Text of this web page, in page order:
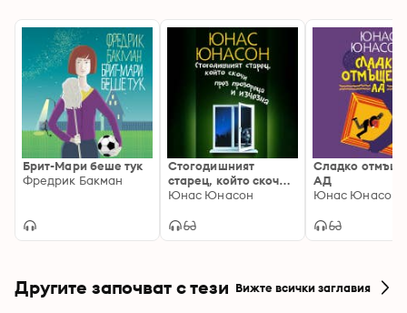
Брит-Мари беше тук
Фредрик Бакман
Стогодишният
старец, който скочи
през прозореца и
Юнас Юнасон
Сладко
АД
Юнас Юнасон
Другите започват с тези Вижте всички заглавия